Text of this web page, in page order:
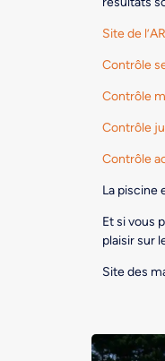
Site de
Contrôle
Contrôle
Contrôle
Contrôle
La piscine
Et si vous
plaisir sur
Site des